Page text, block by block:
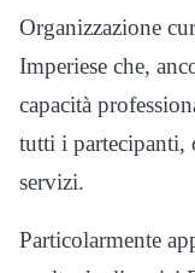
Organizzazione
Imperiese che,
capacità
tutti i partecipanti,
servizi.
Particolarmente